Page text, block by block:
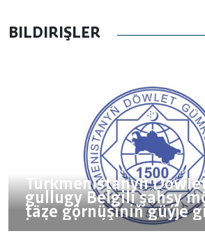
BILDIRIŞLER
Türkmenistanyň
gullugy Belgili şahsy
täze görnüşiniň güýje